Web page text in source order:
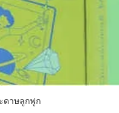
ดาษลูกฟูก